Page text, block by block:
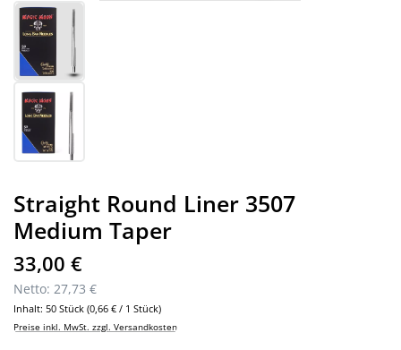
Straight Round Liner 3507
Medium Taper
Regulärer Preis:
33,00 €
Netto: 27,73 €
Inhalt: 50 Stück (0,66 € / 1 Stück)
Preise inkl. MwSt. zzgl. Versandkosten